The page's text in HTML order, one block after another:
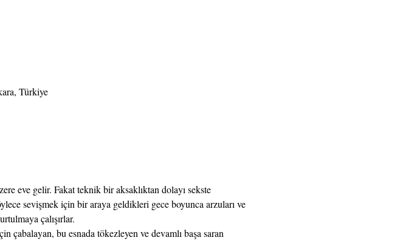
Türkiye
eve gelir. Fakat teknik bir aksaklıktan dolayı sekste
sevişmek için bir araya geldikleri gece boyunca arzuları ve
çalışırlar.
çabalayan, bu esnada tökezleyen ve devamlı başa saran